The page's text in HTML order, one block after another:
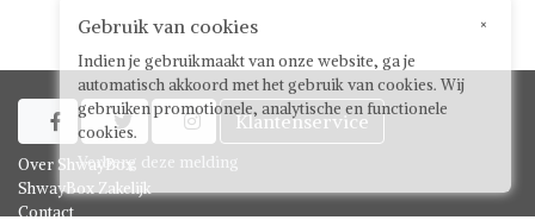
   Klantenservice
Over ShwayBox
ShwayBox Zakelijk
Contact
×
Gebruik van cookies
Indien je gebruikmaakt van onze website, ga je
automatisch akkoord met het gebruik van cookies. Wij
gebruiken promotionele, analytische en functionele
cookies.
Verberg deze melding